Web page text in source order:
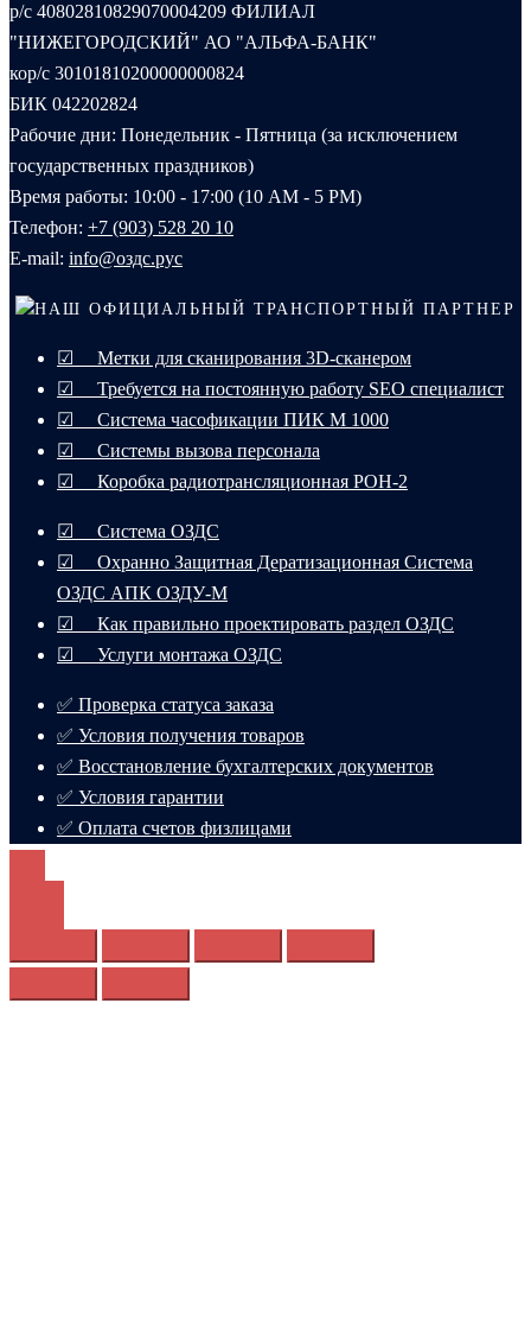
р/с 40802810829070004209 ФИЛИАЛ
"НИЖЕГОРОДСКИЙ" АО "АЛЬФА-БАНК"
кор/с 30101810200000000824
БИК 042202824
Рабочие дни: Понедельник - Пятница (за исключением
государственных праздников)
Время работы: 10:00 - 17:00 (10 AM - 5 PM)
Телефон: +7 (903) 528 20 10‬
E-mail: info@оздс.рус
НАШ ОФИЦИАЛЬНЫЙ ТРАНСПОРТНЫЙ ПАРТНЕР
☑ Метки для сканирования 3D-сканером
☑ Требуется на постоянную работу SEO специалист
☑ Система часофикации ПИК М 1000
☑ Системы вызова персонала
☑ Коробка радиотрансляционная РОН-2
☑ Система ОЗДС
☑ Охранно Защитная Дератизационная Система
ОЗДС АПК ОЗДУ-М
☑ Как правильно проектировать раздел ОЗДС
☑ Услуги монтажа ОЗДС
✅ Проверка статуса заказа
✅ Условия получения товаров
✅ Восстановление бухгалтерских документов
✅ Условия гарантии
✅ Оплата счетов физлицами